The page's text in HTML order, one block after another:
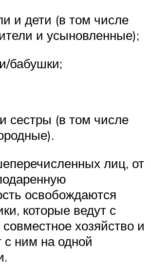
и дети (в том числе
и усыновленные);
бабушки;
сестры (в том числе
лиц, от
освобождаются
которые ведут с
хозяйство и
ним на одной